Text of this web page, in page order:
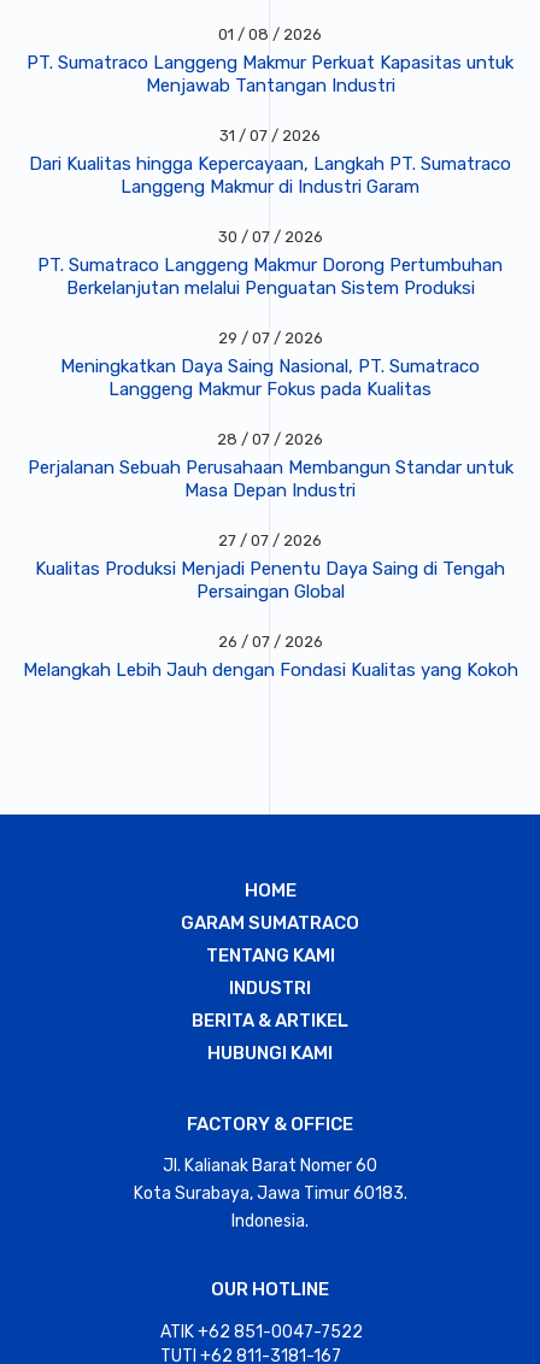
01 / 08 / 2026
PT. Sumatraco Langgeng Makmur Perkuat Kapasitas untuk
Menjawab Tantangan Industri
31 / 07 / 2026
Dari Kualitas hingga Kepercayaan, Langkah PT. Sumatraco
Langgeng Makmur di Industri Garam
30 / 07 / 2026
PT. Sumatraco Langgeng Makmur Dorong Pertumbuhan
Berkelanjutan melalui Penguatan Sistem Produksi
29 / 07 / 2026
Meningkatkan Daya Saing Nasional, PT. Sumatraco
Langgeng Makmur Fokus pada Kualitas
28 / 07 / 2026
Perjalanan Sebuah Perusahaan Membangun Standar untuk
Masa Depan Industri
27 / 07 / 2026
Kualitas Produksi Menjadi Penentu Daya Saing di Tengah
Persaingan Global
26 / 07 / 2026
Melangkah Lebih Jauh dengan Fondasi Kualitas yang Kokoh
HOME
GARAM SUMATRACO
TENTANG KAMI
INDUSTRI
BERITA & ARTIKEL
HUBUNGI KAMI
FACTORY & OFFICE
Jl. Kalianak Barat Nomer 60
Kota Surabaya, Jawa Timur 60183.
Indonesia.
OUR HOTLINE
ATIK +62 851-0047-7522
TUTI +62 811-3181-167